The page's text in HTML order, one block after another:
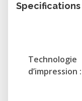
Specifications
Technologie
d’impression :